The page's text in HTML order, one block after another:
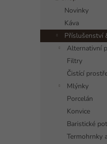
Novinky
Káva
Příslušenství
Alternativní
Filtry
Čistící
Mlýnky
Porcelán
Konvice
Baristické
Termohrnky